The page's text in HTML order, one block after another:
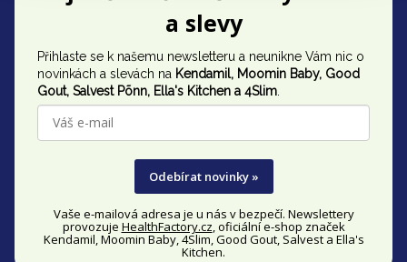
a slevy
Přihlaste se k našemu newsletteru a neunikne Vám nic o
novinkách a slevách na Kendamil, Moomin Baby, Good
Gout, Salvest Põnn, Ella's Kitchen a 4Slim.
Odebírat novinky »
Vaše e-mailová adresa je u nás v bezpečí. Newslettery
provozuje HealthFactory.cz, oficiálníe-shop značek
Kendamil, Moomin Baby, 4Slim, Good Gout, Salvest a Ella's
Kitchen.